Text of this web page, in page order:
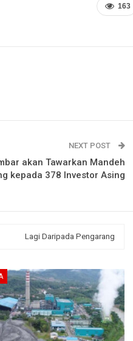
163
NEXT POST
akan Tawarkan Mandeh
kepada 378 Investor Asing
Lagi Daripada Pengarang